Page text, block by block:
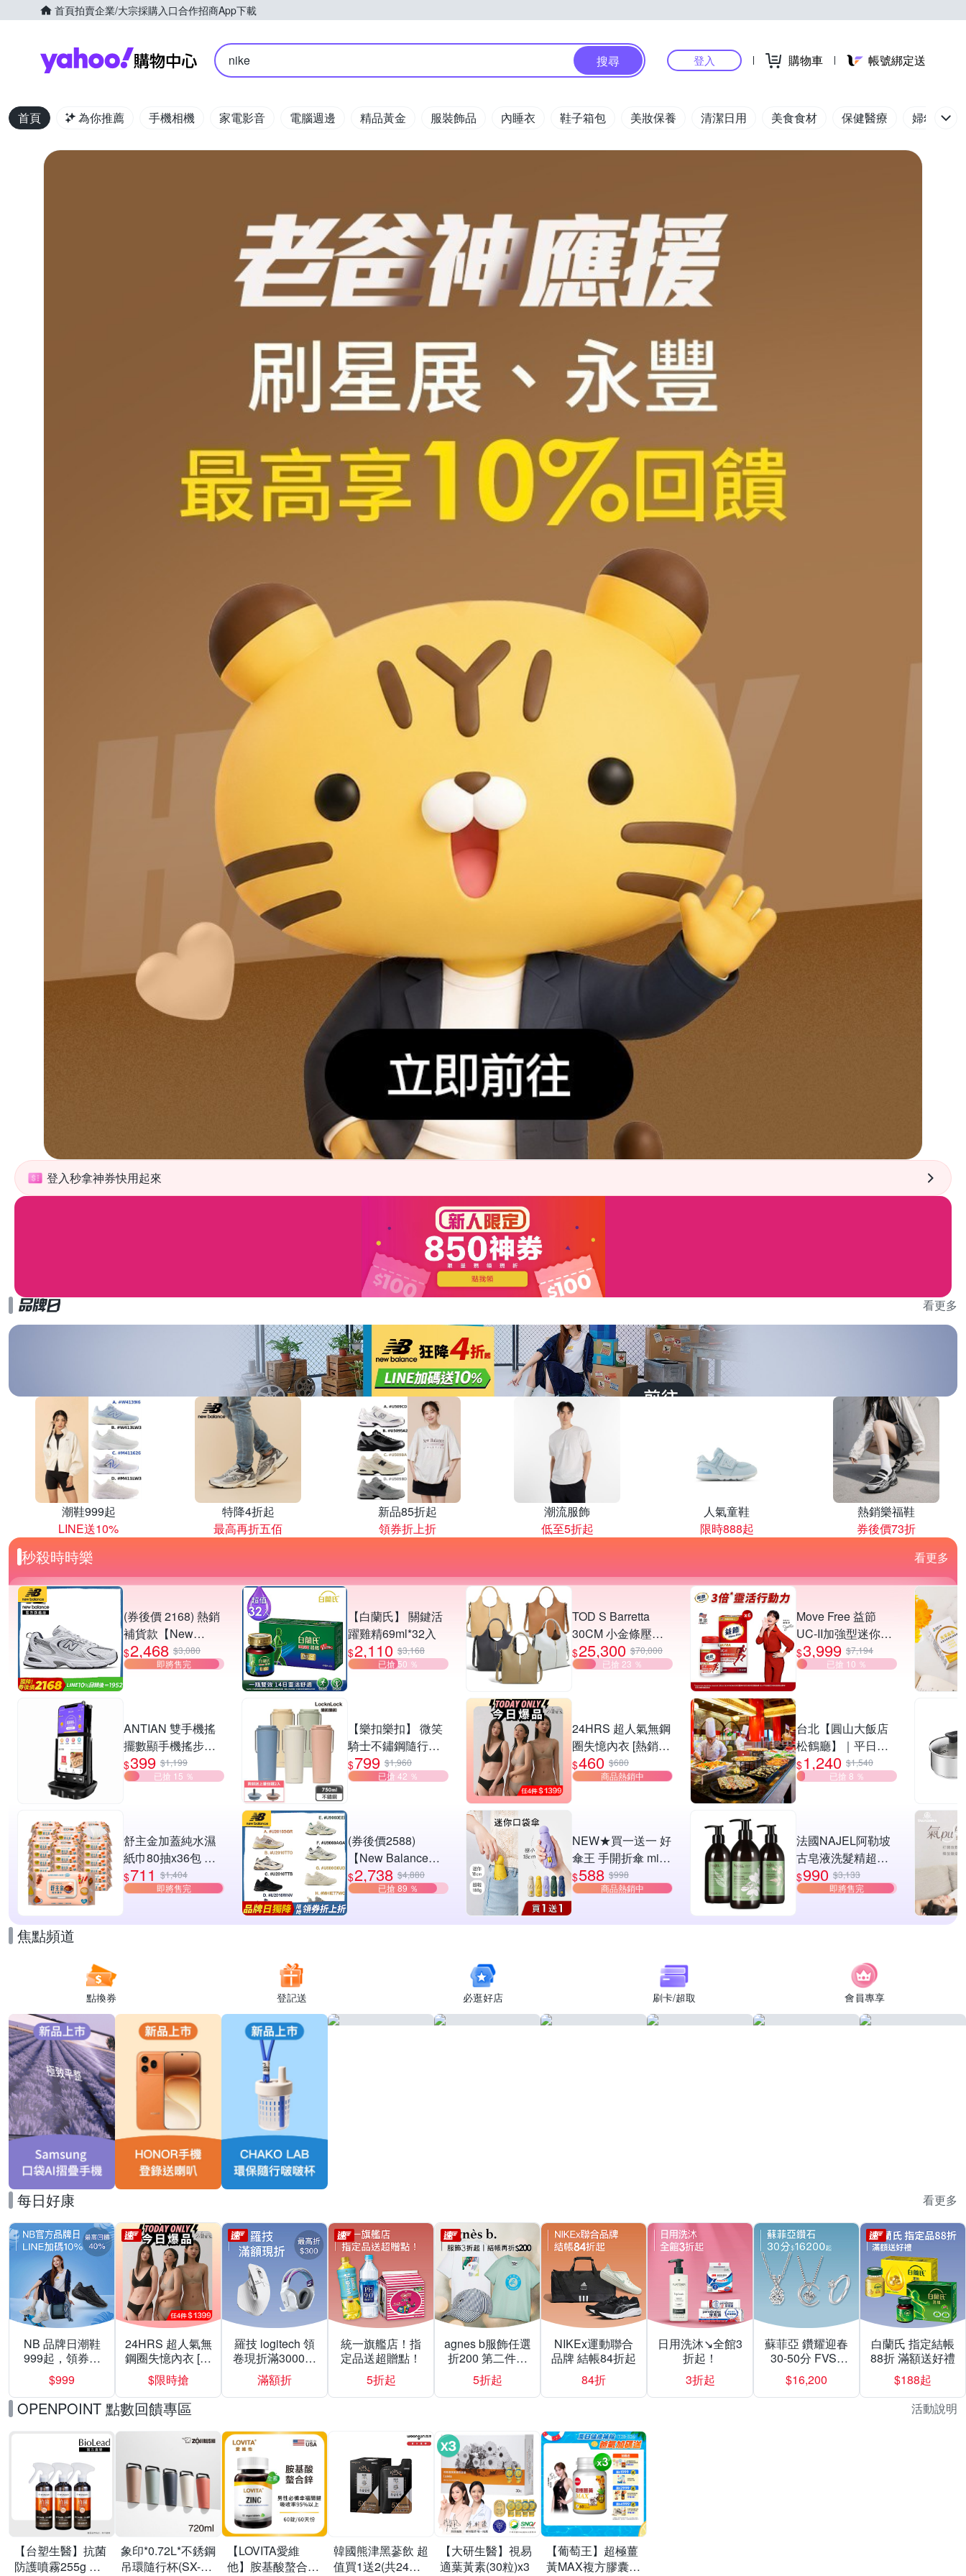
首頁拍賣企業/大宗採購入口合作招商App下載
Yahoo購物中心
nike 搜尋 登入 購物車 帳號綁定送
首頁 為你推薦 手機相機 家電影音 電腦週邊 精品黃金 服裝飾品 內睡衣 鞋子箱包 美妝保養 清潔日用 美食食材 保健醫療 婦幼玩具
登入秒拿神券快用起來
看更多
潮鞋999起
LINE送10%
特降4折起
最高再折五佰
新品85折起
領券折上折
潮流服飾
低至5折起
人氣童鞋
限時888起
熱銷樂福鞋
券後價73折
秒殺時時樂 看更多
(券後價 2168) 熱銷
補貨款【New
Balance】復古運動
鞋_中性_白銀
$2,468 $3,080
即將售完
ANTIAN 雙手機搖
擺數顯手機搖步機
靜音自動計步器 搖
步器 刷步數神器 搖
$399 $1,199
已搶 15 ％
舒主金加蓋純水濕
紙巾80抽x36包 台
灣製 濕巾
$711 $1,404
即將售完
【白蘭氏】 關鍵活
躍雞精69ml*32入
$2,110 $3,168
已搶 50 ％
【樂扣樂扣】 微笑
騎士不鏽鋼隨行杯
750ml(掀蓋款)
$799 $1,960
已搶 42 ％
(券後價2588)
【New Balance】
2010系列/9060系
列/防水慢跑鞋/越野
$2,738 $4,880
已搶 89 ％
TOD S Barretta
30CM 小金條壓紋
牛皮手提/肩背托特
包-多色可選
$25,300 $70,000
已搶 23 ％
24HRS 超人氣無鋼
圈失憶內衣 [熱銷好
評]
$460 $680
商品熱銷中
NEW★買一送一 好
傘王 手開折傘 mini
口袋傘-多色可選 膠
囊傘/小傘/手開折傘/
傘/輕量傘/折疊傘/迷
$588 $998
商品熱銷中
Move Free 益節
UC-II加強型迷你錠
6瓶(共180錠)
$3,999 $7,194
已搶 10 ％
台北【圓山大飯店
松鶴廳】｜平日午
晚餐吃到飽單人券
(MO26)
$1,240 $1,540
已搶 8 ％
法國NAJEL阿勒坡
古皂液洗髮精超值
任選3入贈法國精油
沐浴正貨400ml[限
梳乙支]
$990 $3,133
即將售完
焦點頻道
點換券 登記送 必逛好店 刷卡/超取 會員專享
每日好康 看更多
NB 品牌日潮鞋
999起，領券折
上折 最高回饋
40%
$999
24HRS 超人氣無
鋼圈失憶內衣 [熱
銷好評]
$限時搶
羅技 logitech 領
卷現折滿3000折
300
滿額折
統一旗艦店！指
定品送超贈點！
5折起
agnes b服飾任選
折200 第二件折
500
5折起
NIKEx運動聯合
品牌 結帳84折起
84折
日用洗沐↘全館3
折起！
3折起
蘇菲亞 鑽耀迎春
30-50分 FVS1
$16200起
$16,200
白蘭氏 指定結帳
88折 滿額送好禮
$188起
OPENPOINT 點數回饋專區 活動說明
【台塑生醫】抗菌
防護噴霧255g 三
象印*0.72L*不銹鋼
吊環隨行杯(SX-
【LOVITA愛維
他】胺基酸螯合鋅
韓國熊津黑蔘飲 超
值買1送2(共24入
【大研生醫】視易
適葉黃素(30粒)x3
【葡萄王】超極薑
黃MAX複方膠囊